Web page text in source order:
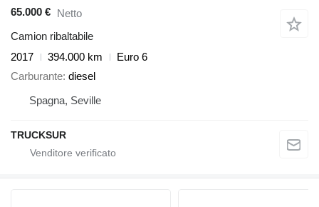
65.000 € Netto
Camion ribaltabile
2017
394.000 km
Euro 6
Carburante diesel
Spagna, Seville
TRUCKSUR